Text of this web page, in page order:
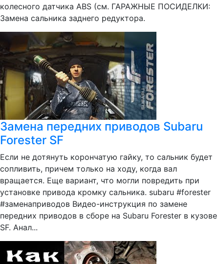
колесного датчика ABS (см. ГАРАЖНЫЕ ПОСИДЕЛКИ:
Замена сальника заднего редуктора.
Замена передних приводов Subaru
Forester SF
Если не дотянуть корончатую гайку, то сальник будет
сопливить, причем только на ходу, когда вал
вращается. Еще вариант, что могли повредить при
установке привода кромку сальника. subaru #forester
#заменаприводов Видео-инструкция по замене
передних приводов в сборе на Subaru Forester в кузове
SF. Анал...